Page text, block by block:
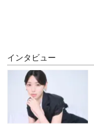
インタビュー